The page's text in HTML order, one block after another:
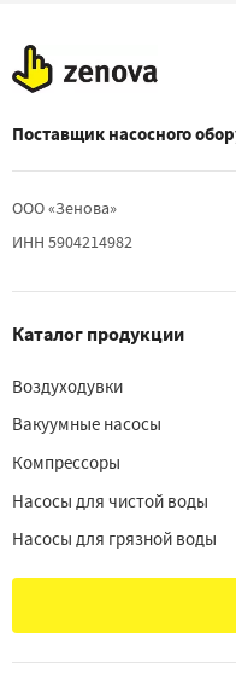
Поставщик насосного
ООО «Зенова»
ИНН 5904214982
Каталог продукции
Воздуходувки
Вакуумные насосы
Компрессоры
Насосы для чистой воды
Насосы для грязной воды